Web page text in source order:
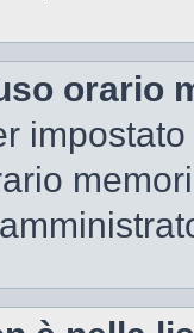
orario